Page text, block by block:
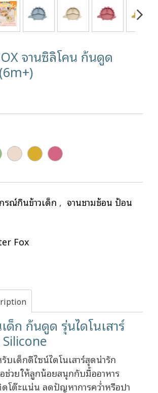
จานซิลิโคน ก้นดูด
รณ์กินข้าวเด็ก , จานชามช้อน ป้อน
Fox
ด็ก ก้นดูด รุ่นไดโนเสาร์
บเด็กดีไซน์ไดโนเสาร์สุดน่ารัก
ช่วยให้ลูกน้อยสนุกกับมื้ออาหาร
โต๊ะแน่น ลดปัญหาการคว่ำหรือปา